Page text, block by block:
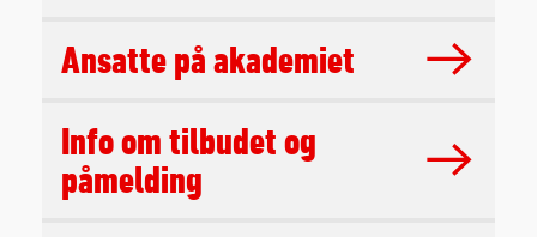
Ansatte på akademiet
Info om tilbudet og
påmelding